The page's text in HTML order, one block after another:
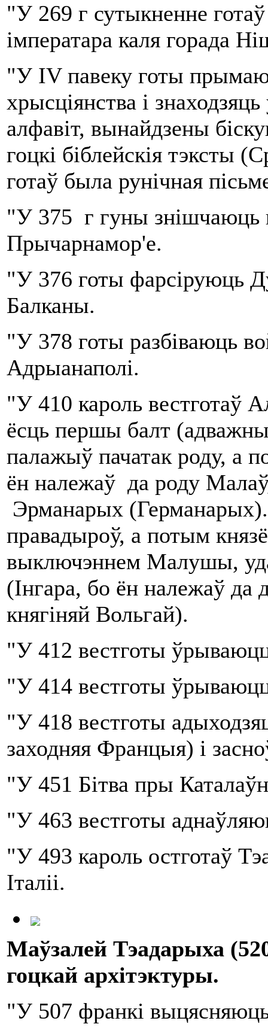
"У 269 г сутыкненне
імператара каля горада
"У IV павеку готы
хрысціянства і
алфавіт, вынайдзены
гоцкі біблейскія тэксты
готаў была рунічная
"У 375 г гуны знішчаюць
Прычарнамор'е.
"У 376 готы фарсіруюць
Балканы.
"У 378 готы разбіваюць
Адрыанаполі.
"У 410 кароль вестготаў
ёсць першы балт
палажыў пачатак роду, а
ён належаў да роду Малаў,
Эрманарых
правадыроў, а потым
выключэннем Малушы,
(Інгара, бо ён належаў да
княгіняй Вольгай).
"У 412 вестготы
"У 414 вестготы
"У 418 вестготы
заходняя Францыя) і
"У 451 Бітва пры
"У 463 вестготы
"У 493 кароль остготаў
Італіі.
Маўзалей Тэадарыха
гоцкай архітэктуры.
"У 507 франкі выцясняюць